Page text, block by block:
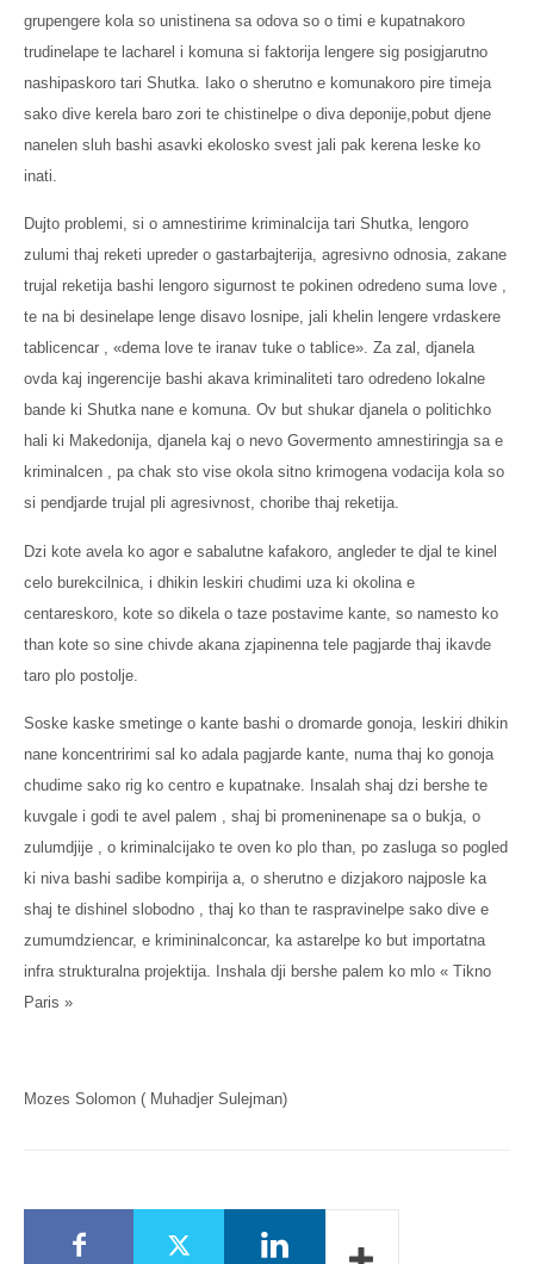
grupengere kola so unistinena sa odova so o timi e kupatnakoro
trudinelape te lacharel i komuna si faktorija lengere sig posigjarutno
nashipaskoro tari Shutka. Iako o sherutno e komunakoro pire timeja
sako dive kerela baro zori te chistinelpe o diva deponije,pobut djene
nanelen sluh bashi asavki ekolosko svest jali pak kerena leske ko
inati.
Dujto problemi, si o amnestirime kriminalcija tari Shutka, lengoro
zulumi thaj reketi upreder o gastarbajterija, agresivno odnosia, zakane
trujal reketija bashi lengoro sigurnost te pokinen odredeno suma love ,
te na bi desinelape lenge disavo losnipe, jali khelin lengere vrdaskere
tablicencar , «dema love te iranav tuke o tablice». Za zal, djanela
ovda kaj ingerencije bashi akava kriminaliteti taro odredeno lokalne
bande ki Shutka nane e komuna. Ov but shukar djanela o politichko
hali ki Makedonija, djanela kaj o nevo Govermento amnestiringja sa e
kriminalcen , pa chak sto vise okola sitno krimogena vodacija kola so
si pendjarde trujal pli agresivnost, choribe thaj reketija.
Dzi kote avela ko agor e sabalutne kafakoro, angleder te djal te kinel
celo burekcilnica, i dhikin leskiri chudimi uza ki okolina e
centareskoro, kote so dikela o taze postavime kante, so namesto ko
than kote so sine chivde akana zjapinenna tele pagjarde thaj ikavde
taro plo postolje.
Soske kaske smetinge o kante bashi o dromarde gonoja, leskiri dhikin
nane koncentririmi sal ko adala pagjarde kante, numa thaj ko gonoja
chudime sako rig ko centro e kupatnake. Insalah shaj dzi bershe te
kuvgale i godi te avel palem , shaj bi promeninenape sa o bukja, o
zulumdjije , o kriminalcijako te oven ko plo than, po zasluga so pogled
ki niva bashi sadibe kompirija a, o sherutno e dizjakoro najposle ka
shaj te dishinel slobodno , thaj ko than te raspravinelpe sako dive e
zumumdziencar, e krimininalconcar, ka astarelpe ko but importatna
infra strukturalna projektija. Inshala dji bershe palem ko mlo « Tikno
Paris »
Mozes Solomon ( Muhadjer Sulejman)